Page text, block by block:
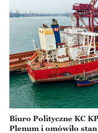
Biuro Polityczne KC
Plenum i omówiło